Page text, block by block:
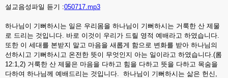
설교음성파일 듣기 :050717.mp3
하나님이 기뻐하시는 일은 우리몸을 하나님이 기뻐하시는 거룩한 산 제물
로 드리는 것입니다. 바로 이것이 우리가 드릴 영적 예배라고 하였습니다.
또한 이 세대를 본받지 말고 마음을 새롭게 함으로 변화를 받아 하나님의
선하시고 기뻐하시고 온전한 뜻이 무엇인지 아는 일이라고 하였습니다.(롬
12:1,2) 거룩한 산 제물은 마음을 다하고 힘을 다하고 뜻을 다하고 목숨을
다하여 하나님께 예배드리는 것입니다. 하나님이 기뻐하시는 삶은 헌신,